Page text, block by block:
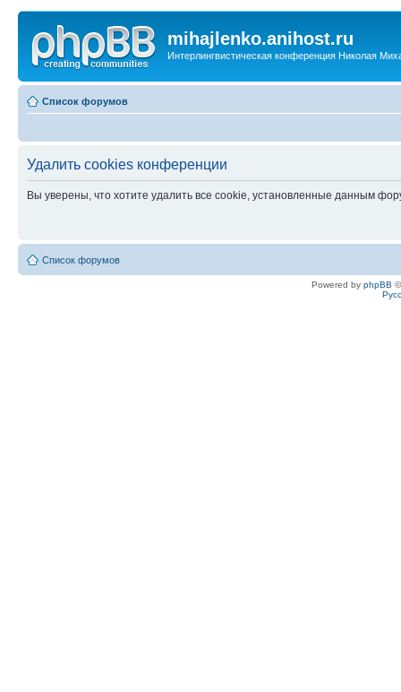
mihajlenko.anihost.ru
Интерлингвистическая конференция Николая
Список форумов
Удалить cookies конференции
Вы уверены, что хотите удалить все cookie, установленные данным
Список форумов
Powered by phpBB